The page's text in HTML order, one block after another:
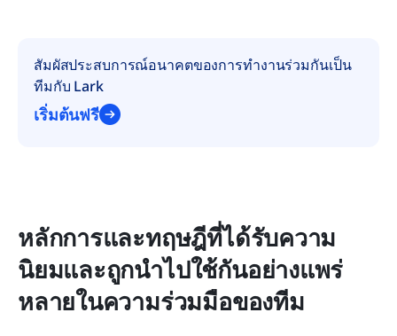
สัมผัสประสบการณ์อนาคตของการทำงานร่วมกันเป็น
ทีมกับ Lark
เริ่มต้นฟรี
หลักการและทฤษฎีที่ได้รับความ
นิยมและถูกนำไปใช้กันอย่างแพร่
หลายในความร่วมมือของทีม